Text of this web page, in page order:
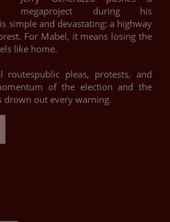
megaproject during his
simple and devastating: a highway
For Mabel, it means losing the
like home.
routespublic pleas, protests, and
of the election and the
drown out every warning.